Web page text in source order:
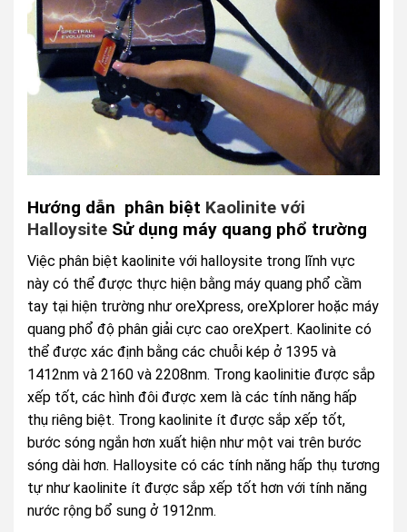
Hướng dẫn phân biệt Kaolinite với
Halloysite Sử dụng máy quang phổ trường
Việc phân biệt kaolinite với halloysite trong lĩnh vực
này có thể được thực hiện bằng máy quang phổ cầm
tay tại hiện trường như oreXpress, oreXplorer hoặc máy
quang phổ độ phân giải cực cao oreXpert. Kaolinite có
thể được xác định bằng các chuỗi kép ở 1395 và
1412nm và 2160 và 2208nm. Trong kaolinitie được sắp
xếp tốt, các hình đôi được xem là các tính năng hấp
thụ riêng biệt. Trong kaolinite ít được sắp xếp tốt,
bước sóng ngắn hơn xuất hiện như một vai trên bước
sóng dài hơn. Halloysite có các tính năng hấp thụ tương
tự như kaolinite ít được sắp xếp tốt hơn với tính năng
nước rộng bổ sung ở 1912nm.